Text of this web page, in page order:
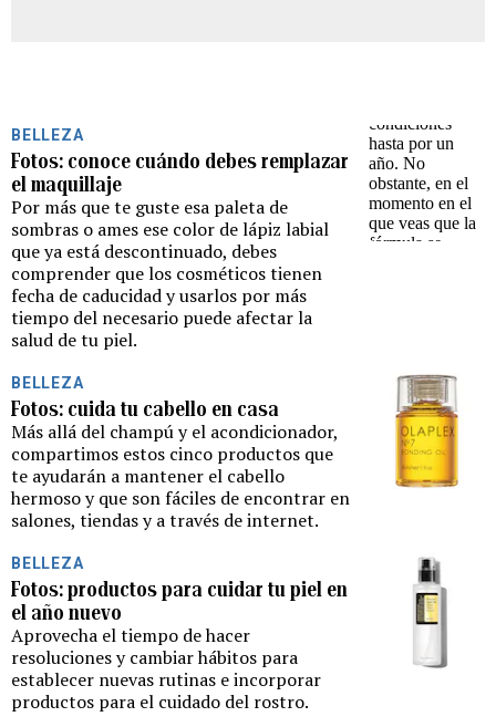
BELLEZA
Fotos: conoce cuándo debes remplazar
el maquillaje
Por más que te guste esa paleta de
sombras o ames ese color de lápiz labial
que ya está descontinuado, debes
comprender que los cosméticos tienen
fecha de caducidad y usarlos por más
tiempo del necesario puede afectar la
salud de tu piel.
BELLEZA
Fotos: cuida tu cabello en casa
Más allá del champú y el acondicionador,
compartimos estos cinco productos que
te ayudarán a mantener el cabello
hermoso y que son fáciles de encontrar en
salones, tiendas y a través de internet.
BELLEZA
Fotos: productos para cuidar tu piel en
el año nuevo
Aprovecha el tiempo de hacer
resoluciones y cambiar hábitos para
establecer nuevas rutinas e incorporar
productos para el cuidado del rostro.